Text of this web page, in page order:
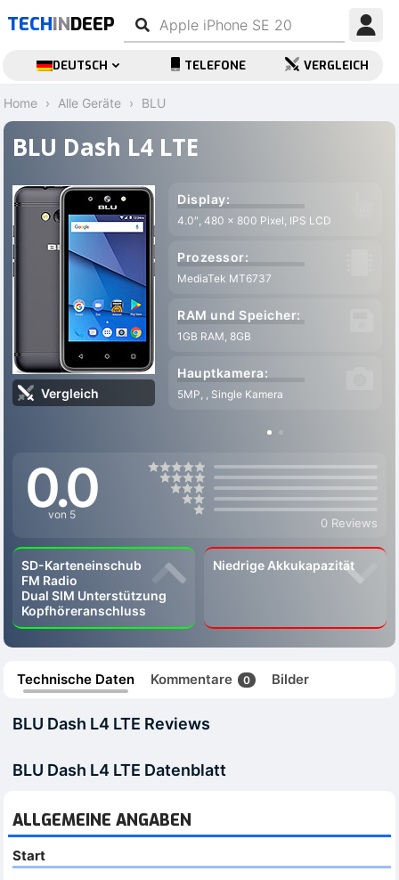
TECHINDEEP
DEUTSCH TELEFONE VERGLEICH
Home Alle Geräte BLU
BLU Dash L4 LTE
Vergleich
Display:
4.0″, 480 x 800 Pixel, IPS LCD
Prozessor:
MediaTek MT6737
RAM und Speicher:
1GB RAM, 8GB
Hauptkamera:
5MP, , Single Kamera
0.0
von 5
0 Reviews
SD-Karteneinschub
FM Radio
Dual SIM Unterstützung
Kopfhöreranschluss
Niedrige Akkukapazität
Technische Daten Kommentare 0 Bilder
BLU Dash L4 LTE Reviews
BLU Dash L4 LTE Datenblatt
ALLGEMEINE ANGABEN
Start